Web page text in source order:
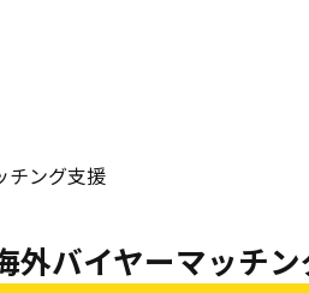
チング支援
外バイヤーマッチ